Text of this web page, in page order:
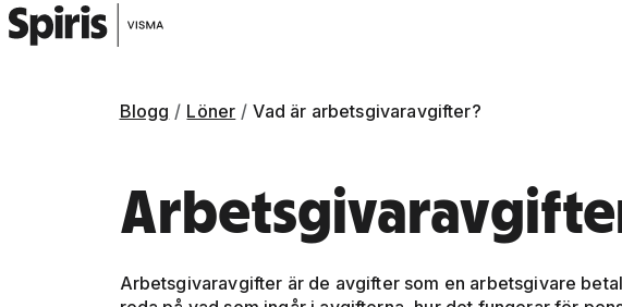
Blogg Löner Vad är arbetsgivaravgifter?
Arbetsgivaravgifter är de avgifter som en arbetsgivare